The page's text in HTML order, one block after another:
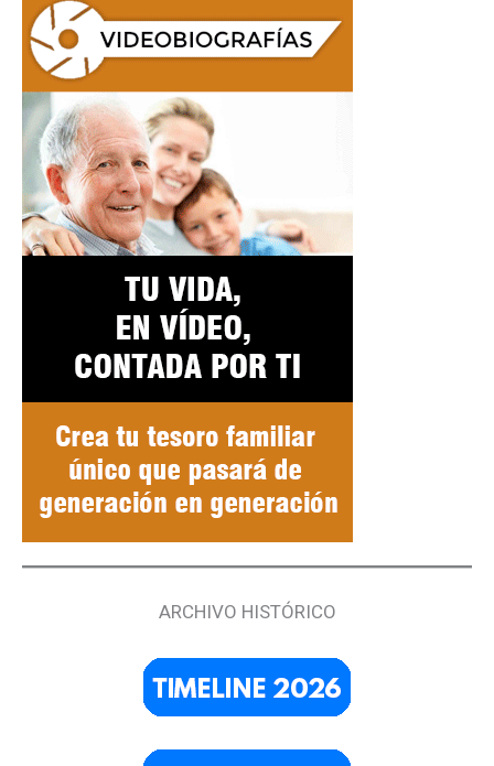
ARCHIVO HISTÓRICO